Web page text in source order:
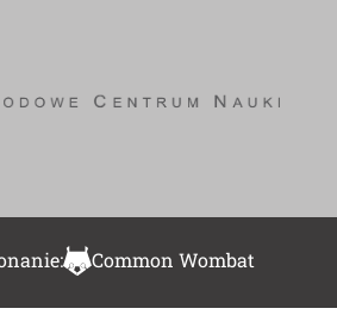
Common Wombat